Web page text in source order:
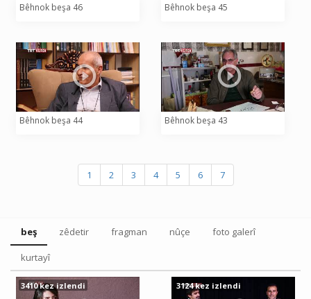
Bêhnok beşa 46 Bêhnok beşa 45
Bêhnok beşa 44 Bêhnok beşa 43
1 2 3 4 5 6 7
beş zêdetir fragman nûçe foto galerî
kurtayî
3410 kez izlendi 3124 kez izlendi